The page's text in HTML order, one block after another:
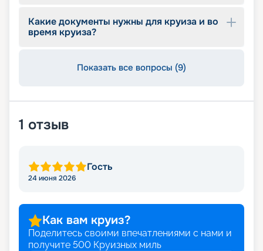
Какие документы нужны для круиза и во
время круиза?
Показать все вопросы (9)
1 отзыв
Гость
24 июня 2026
Как вам круиз?
Поделитесь своими впечатлениями с нами и
получите 500 Круизных миль